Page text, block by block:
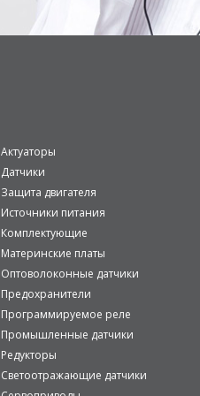
Актуаторы
Датчики
Защита двигателя
Источники питания
Комплектующие
Материнские платы
Оптоволоконные датчики
Предохранители
Программируемое реле
Промышленные датчики
Редукторы
Светоотражающие датчики